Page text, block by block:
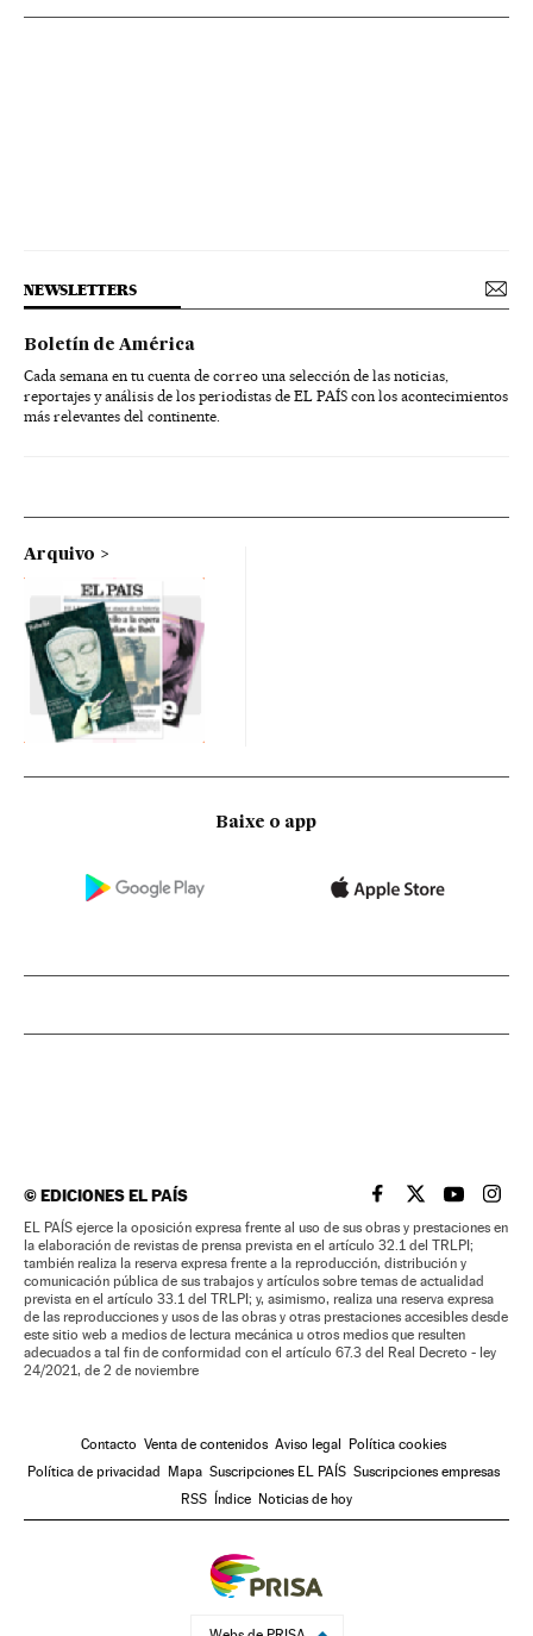
NEWSLETTERS
Boletín de América
Cada semana en tu cuenta de correo una selección de las noticias,
reportajes y análisis de los periodistas de EL PAÍS con los acontecimientos
más relevantes del continente.
Arquivo
Baixe o app
©EDICIONES EL PAÍS EL PAÍS BRASIL EN
EL PAÍSEL PAÍS
EL
EL PAÍS ejerce la oposición expresa frente al uso de sus obras y prestaciones en
la elaboración de revistas de prensa prevista en el artículo 32.1 del TRLPI;
también realiza la reserva expresa frente a la reproducción, distribución y
comunicación pública de sus trabajos y artículos sobre temas de actualidad
prevista en el artículo 33.1 del TRLPI; y, asimismo, realiza una reserva expresa
de las reproducciones y usos de las obras y otras prestaciones accesibles desde
este sitio web a medios de lectura mecánica u otros medios que resulten
adecuados a tal fin de conformidad con el artículo 67.3 del Real Decreto - ley
24/2021, de 2 de noviembre
Contacto Venta de contenidos Aviso legal
Política cookies
Política de privacidad
Mapa Suscripciones EL PAÍS Suscripciones empresas
RSS
Índice Noticias de hoy